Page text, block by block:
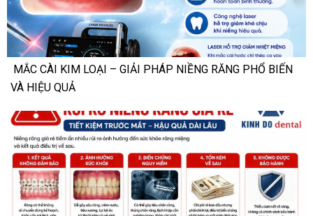
MẮC CÀI KIM LOẠI – GIẢI PHÁP NIỀNG RĂNG PHỔ BIẾN
VÀ HIỆU QUẢ